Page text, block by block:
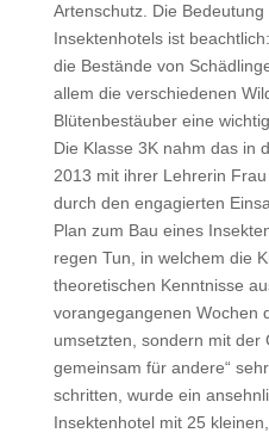
Artenschutz. Die Bedeutung
Insektenhotels ist
die Bestände von
allem die verschiedenen
Blütenbestäuber eine
Die Klasse 3K nahm das in
2013 mit ihrer Lehrerin
durch den engagierten
Plan zum Bau eines
regen Tun, in welchem die
theoretischen Kenntnisse
vorangegangenen Wochen
umsetzten, sondern mit der
gemeinsam für andere“
schritten, wurde ein
Insektenhotel mit 25